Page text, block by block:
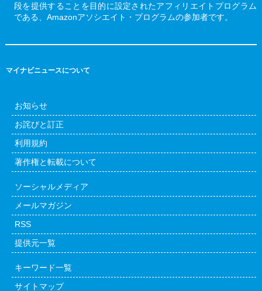
段を提供することを目的に設定されたアフィリエイトプログラム
である、Amazonアソシエイト・プログラムの参加者です。
マイナビニュースについて
お知らせ
お詫びと訂正
利用規約
著作権と転載について
ソーシャルメディア
メールマガジン
RSS
提供元一覧
キーワード一覧
サイトマップ